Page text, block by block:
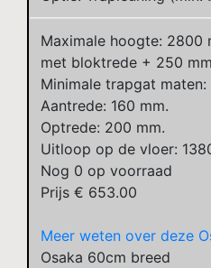
Maximale hoogte: 2800
met bloktrede + 250 mm
Minimale trapgat
Aantrede: 160 mm.
Optrede: 200 mm.
Uitloop op de vloer:
Nog 0 op voorraad
Prijs € 653.00
Meer weten over deze
Osaka 60cm breed